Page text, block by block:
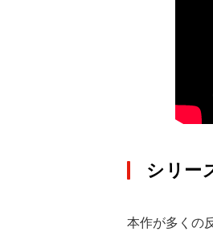
シリー
本作が多くの